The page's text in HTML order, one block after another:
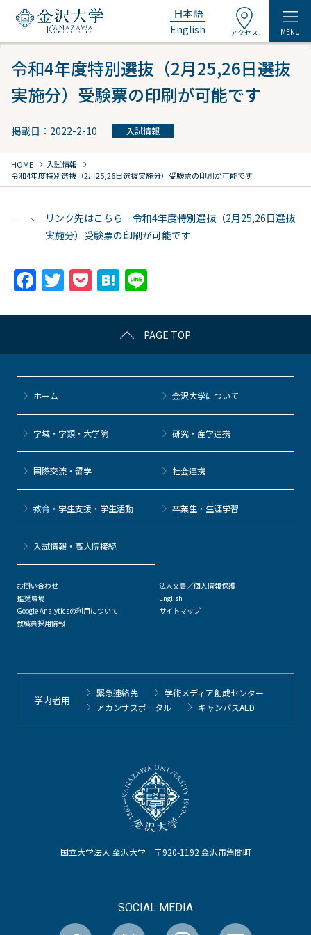
日本語
English
アクセス MENU
令和4年度特別選抜（2月25,26日選抜
実施分）受験票の印刷が可能です
掲載日：2022-2-10 入試情報
HOME chevron_right 入試情報 chevron_right
令和4年度特別選抜（2月25,26日選抜実施分）受験票の印刷が可能です
リンク先はこちら｜令和4年度特別選抜（2月25,26日選抜
実施分）受験票の印刷が可能です
F
c
e
b
o
o
k
T
itt
er
P
c
k
et
H
e
n
a
e
PAGE TOP
国立大学法人 金沢大学 〒920-1192 金沢市角間町
SOCIAL MEDIA
ホーム 金沢大学について
学域・学類・大学院 研究・産学連携
国際交流・留学 社会連携
教育・学生支援・学生活動 卒業生・生涯学習
⼊試情報・高大院接続
お問い合わせ
推奨環境
Google Analyticsの利用について
教職員採用情報
法人文書／個人情報保護
English
サイトマップ
学内者用
緊急連絡先
学術メディア創成センター
アカンサスポータル
キャンパスAED